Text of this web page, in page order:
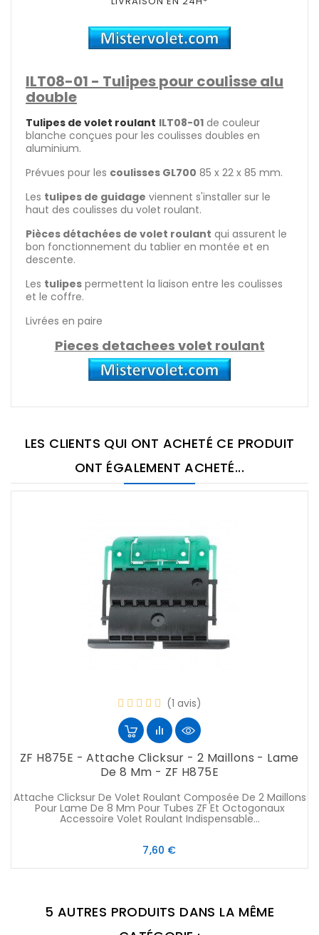
ILT08-01 - Tulipes pour coulisse alu
double
Tulipes de volet roulant ILT08-01 de couleur
blanche conçues pour les coulisses doubles en
aluminium.
Prévues pour les coulisses GL700 85 x 22 x 85 mm.
Les tulipes de guidage viennent s'installer sur le
haut des coulisses du volet roulant.
Pièces détachées de volet roulant qui assurent le
bon fonctionnement du tablier en montée et en
descente.
Les tulipes permettent la liaison entre les coulisses
et le coffre.
Livrées en paire
Pieces detachees volet roulant
LES CLIENTS QUI ONT ACHETÉ CE PRODUIT
ONT ÉGALEMENT ACHETÉ...
(1 avis)
ZF H875E - Attache Clicksur - 2 Maillons - Lame
De 8 Mm - ZF H875E
Attache Clicksur De Volet Roulant Composée De 2 Maillons
Pour Lame De 8 Mm Pour Tubes ZF Et Octogonaux
Accessoire Volet Roulant Indispensable...
7,60 €Prix
5 AUTRES PRODUITS DANS LA MÊME